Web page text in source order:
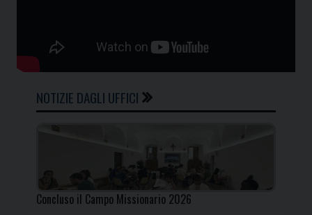
NOTIZIE DAGLI UFFICI
Concluso il Campo Missionario 2026